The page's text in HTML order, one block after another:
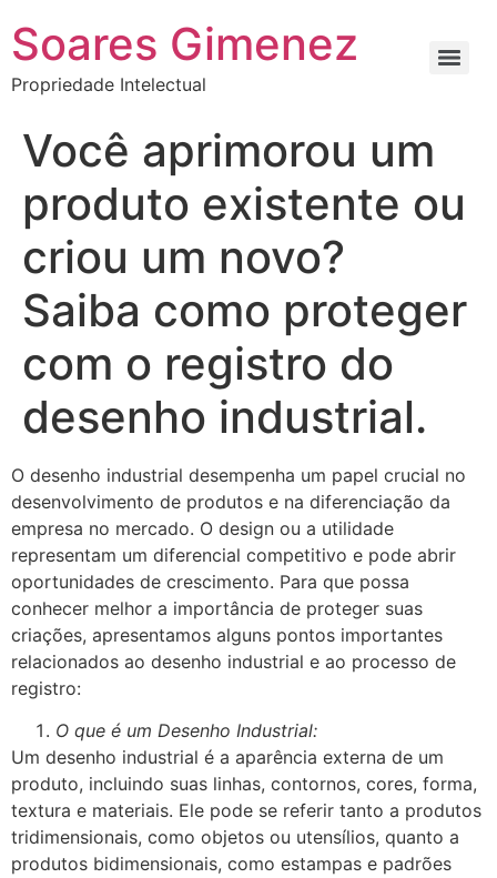
Soares Gimenez
Propriedade Intelectual
Você aprimorou um
produto existente ou
criou um novo?
Saiba como proteger
com o registro do
desenho industrial.
O desenho industrial desempenha um papel crucial no
desenvolvimento de produtos e na diferenciação da
empresa no mercado. O design ou a utilidade
representam um diferencial competitivo e pode abrir
oportunidades de crescimento. Para que possa
conhecer melhor a importância de proteger suas
criações, apresentamos alguns pontos importantes
relacionados ao desenho industrial e ao processo de
registro:
O que é um Desenho Industrial:
Um desenho industrial é a aparência externa de um
produto, incluindo suas linhas, contornos, cores, forma,
textura e materiais. Ele pode se referir tanto a produtos
tridimensionais, como objetos ou utensílios, quanto a
produtos bidimensionais, como estampas e padrões